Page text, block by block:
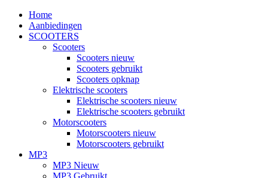
Home
Aanbiedingen
SCOOTERS
Scooters
Scooters nieuw
Scooters gebruikt
Scooters opknap
Elektrische scooters
Elektrische scooters nieuw
Elektrische scooters gebruikt
Motorscooters
Motorscooters nieuw
Motorscooters gebruikt
MP3
MP3 Nieuw
MP3 Gebruikt